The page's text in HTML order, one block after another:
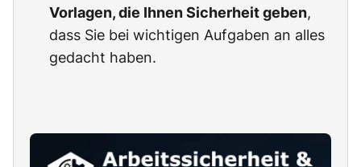
Vorlagen, die Ihnen Sicherheit geben,
dass Sie bei wichtigen Aufgaben an alles
gedacht haben.